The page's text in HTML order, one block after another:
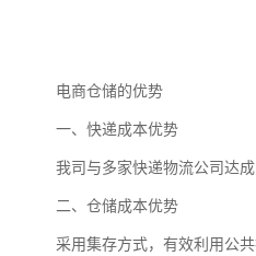
电商仓储的优势
一、快递成本优势
我司与多家快递物流公司达
二、仓储成本优势
采用集存方式，有效利用公